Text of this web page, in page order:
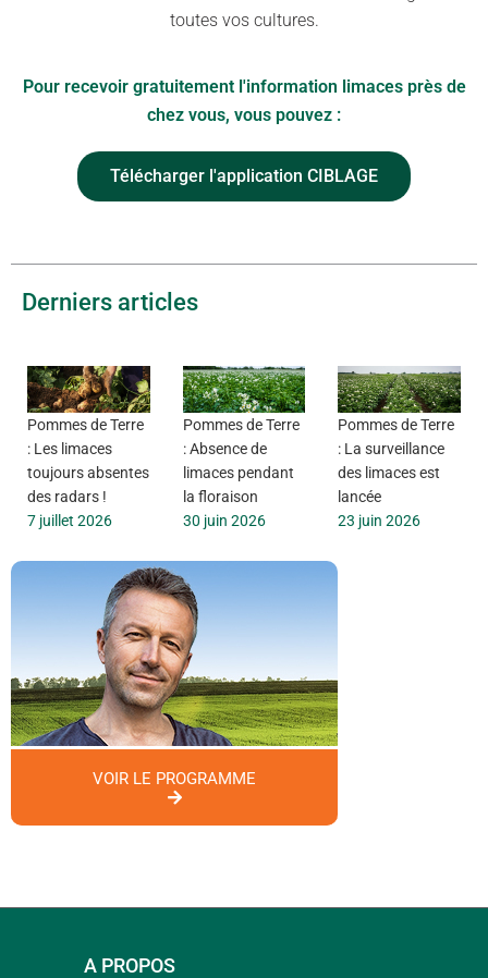
toutes vos cultures.
Pour recevoir gratuitement l'information limaces près de
chez vous, vous pouvez :
Télécharger l'application CIBLAGE
Derniers articles
Pommes de Terre
: Les limaces
toujours absentes
des radars !
7 juillet 2026
Pommes de Terre
: Absence de
limaces pendant
la floraison
30 juin 2026
Pommes de Terre
: La surveillance
des limaces est
lancée
23 juin 2026
VOIR LE PROGRAMME
A PROPOS